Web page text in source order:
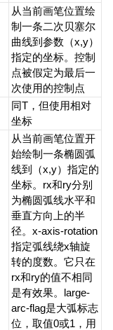
从当前画笔位置绘
制一条二次贝塞尔
曲线到参数（x,y）
指定的坐标。控制
点被假定为最后一
次使用的控制点
同T，但使用相对
坐标
从当前画笔位置开
始绘制一条椭圆弧
线到（x,y）指定的
坐标。rx和ry分别
为椭圆弧线水平和
垂直方向上的半
径。x-axis-rotation
指定弧线绕x轴旋
转的度数。它只在
rx和ry的值不相同
是有效果。large-
arc-flag是大弧标志
位，取值0或1，用